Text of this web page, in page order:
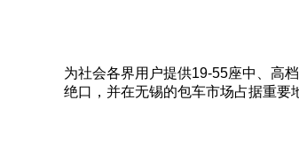
为社会各界用户提供19-55座中、高
绝口，并在无锡的包车市场占据重要